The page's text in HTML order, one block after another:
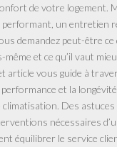
de votre logement.
performant, un entretien
demandez peut-être ce
et ce qu’il vaut
article vous guide à
et la
Des astuces
nécessaires
équilibrer le service